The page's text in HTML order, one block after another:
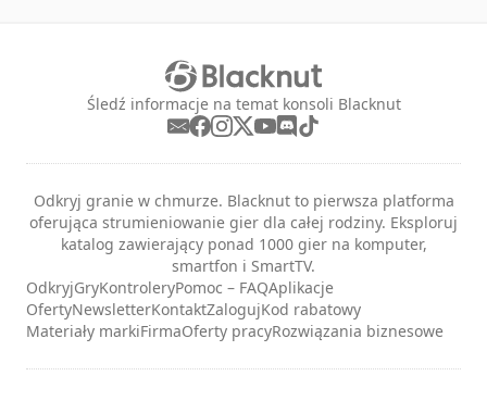
Śledź informacje na temat konsoli Blacknut
Odkryj granie w chmurze. Blacknut to pierwsza platforma
oferująca strumieniowanie gier dla całej rodziny. Eksploruj
katalog zawierający ponad 1000 gier na komputer,
smartfon i SmartTV.
OdkryjGryKontroleryPomoc – FAQAplikacje
OfertyNewsletterKontaktZalogujKod rabatowy
Materiały markiFirmaOferty pracyRozwiązania biznesowe